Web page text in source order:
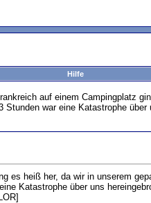
Hilfe
auf einem Campingplatz
war eine Katastrophe
es heiß her, da wir in unserem
Katastrophe über uns